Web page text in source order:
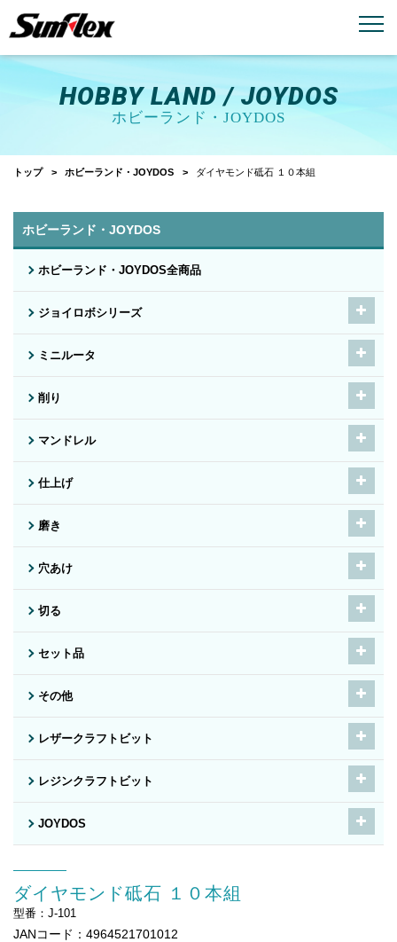
emailお問い合わせ
HOBBY LAND / JOYDOS
ホビーランド・JOYDOS
トップ ホビーランド・JOYDOS ダイヤモンド砥石 １０本組
ホビーランド・JOYDOS
ホビーランド・JOYDOS全商品
ジョイロボシリーズ
ミニルータ
削り
マンドレル
仕上げ
磨き
穴あけ
切る
セット品
その他
レザークラフトビット
レジンクラフトビット
JOYDOS
ダイヤモンド砥石 １０本組
型番：J-101
JANコード：4964521701012